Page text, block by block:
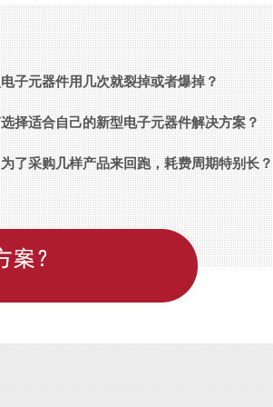
子元器件用几次就裂掉或者爆掉？
择适合自己的新型电子元器件解决方案？
了采购几样产品来回跑，耗费周期特别长？